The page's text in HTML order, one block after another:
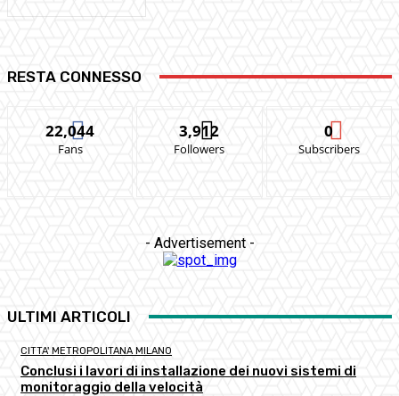
RESTA CONNESSO
22,044
Fans
3,912
Followers
0
Subscribers
- Advertisement -
ULTIMI ARTICOLI
CITTA' METROPOLITANA MILANO
Conclusi i lavori di installazione dei nuovi sistemi di
monitoraggio della velocità